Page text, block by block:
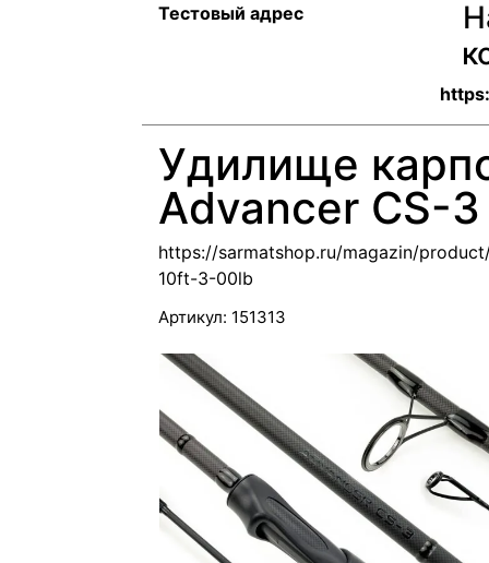
Тестовый адрес
Удилище
Advancer CS-
https://sarmatshop.ru/magazin/
10ft-3-00lb
Артикул: 151313